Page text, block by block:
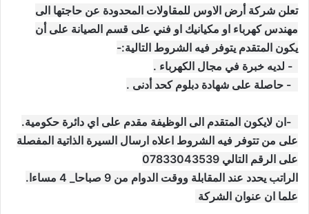
تعلن شركة أرض الاوس للمقاولات المحدودة عن حاجتها الى
مهندس كهرباء او مكيانيك او فني على قسم الصيانة على أن
يكون المتقدم يتوفر فيه الشروط التالية:-
على من تتوفر فيه الشروط اعلاه ارسال السيرة الذاتية المفصلة
على الرقم التالي 07833043539
الراتب يحدد عند المقابلة ووقت الدوام من 9 صباحا_ 4 مساءا.
علما ان عنوان الشركة